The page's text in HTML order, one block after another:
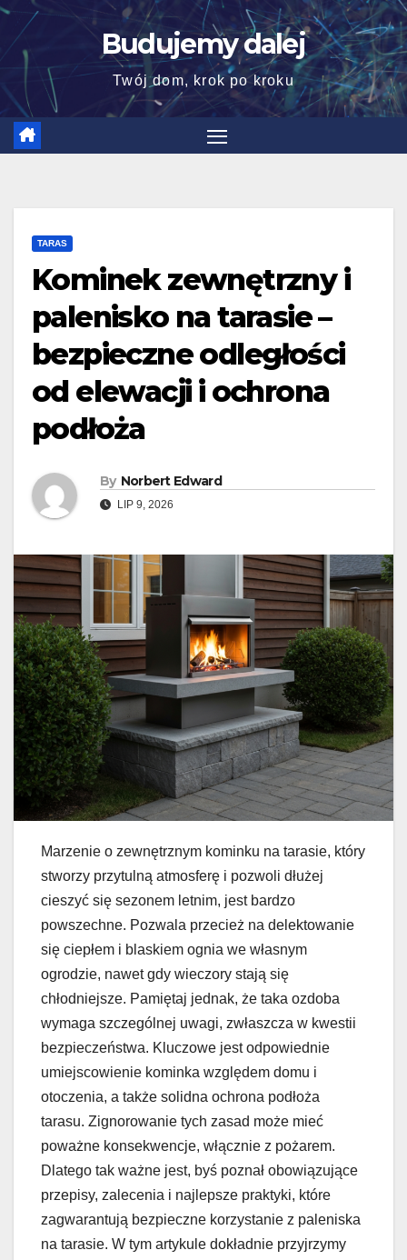
Skip
content
Budujemy dalej
Twój dom, krok po kroku
TARAS
Kominek zewnętrzny i
palenisko na tarasie –
bezpieczne odległości
od elewacji i ochrona
podłoża
By Norbert Edward
LIP 9, 2026
Marzenie o zewnętrznym kominku na tarasie, który
stworzy przytulną atmosferę i pozwoli dłużej
cieszyć się sezonem letnim, jest bardzo
powszechne. Pozwala przecież na delektowanie
się ciepłem i blaskiem ognia we własnym
ogrodzie, nawet gdy wieczory stają się
chłodniejsze. Pamiętaj jednak, że taka ozdoba
wymaga szczególnej uwagi, zwłaszcza w kwestii
bezpieczeństwa. Kluczowe jest odpowiednie
umiejscowienie kominka względem domu i
otoczenia, a także solidna ochrona podłoża
tarasu. Zignorowanie tych zasad może mieć
poważne konsekwencje, włącznie z pożarem.
Dlatego tak ważne jest, byś poznał obowiązujące
przepisy, zalecenia i najlepsze praktyki, które
zagwarantują bezpieczne korzystanie z paleniska
na tarasie. W tym artykule dokładnie przyjrzymy